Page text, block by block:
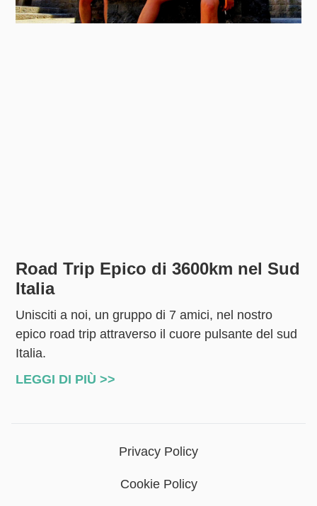
Road Trip Epico di 3600km nel Sud
Italia
Unisciti a noi, un gruppo di 7 amici, nel nostro
epico road trip attraverso il cuore pulsante del sud
Italia.
LEGGI DI PIÙ >>
Privacy Policy
Cookie Policy